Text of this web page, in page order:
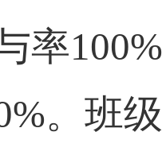
率100%
。班